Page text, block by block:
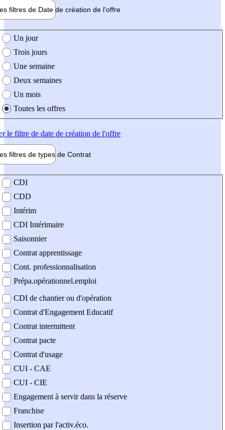
filtres de Date de création de l'offre
création de l'offre
Un jour
Trois jours
Une semaine
Deux semaines
Un mois
Toutes les offres
le filtre de date de création de l'offre
filtres de types de Contrat
contrat
CDI
CDD
Intérim
CDI Intérimaire
Saisonnier
Contrat apprentissage
Cont. professionnalisation
Prépa.opérationnel.emploi
CDI de chantier ou d'opération
Contrat d'Engagement Educatif
Contrat intermittent
Contrat pacte
Contrat d'usage
CUI - CAE
CUI - CIE
Engagement à servir dans la réserve
Franchise
Insertion par l'activ.éco.